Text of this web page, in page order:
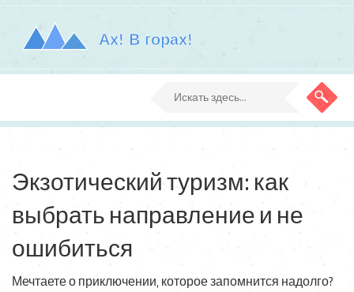
Экзотический туризм: как
выбрать направление и не
ошибиться
Мечтаете о приключении, которое запомнится надолго?